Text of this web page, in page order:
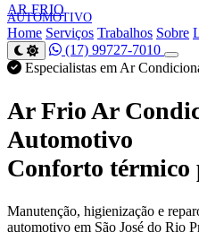
ARFRIO
AUTOMOTIVO
Home Serviços Trabalhos Sobre
(17) 99727-7010
Especialistas em Ar
Ar Frio Ar
Automotivo
Conforto térmico
Manutenção, higienização e
automotivo em São José do Rio